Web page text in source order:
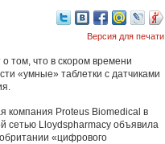
Версия для печати
том, что в скором времени
«умные» таблетки с датчиками
компания Proteus Biomedical в
сетью Lloydspharmacy объявила
«цифрового